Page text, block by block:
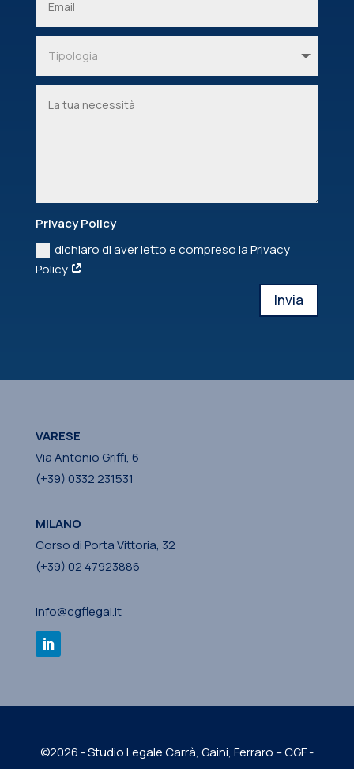
Privacy Policy
dichiaro di aver letto e compreso la Privacy
Policy
Invia
VARESE
Via Antonio Griffi, 6
(+39) 0332 231531
MILANO
Corso di Porta Vittoria, 32
(+39) 02 47923886
info@cgflegal.it
©2026 - Studio Legale Carrà, Gaini, Ferraro – CGF -